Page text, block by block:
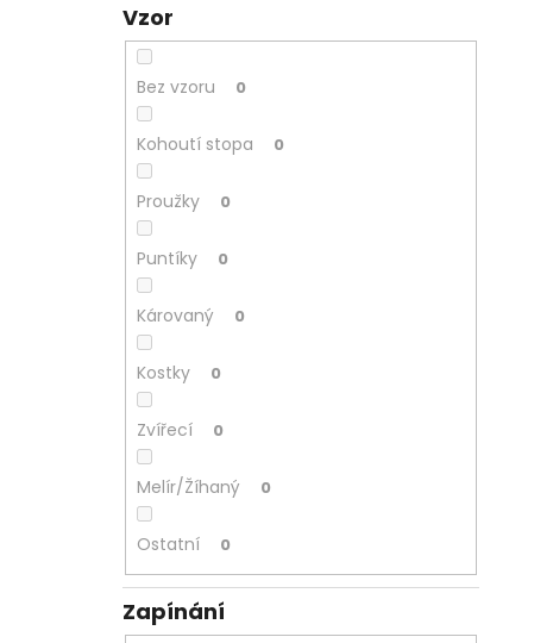
Vzor
Bez vzoru 0
Kohoutí stopa 0
Proužky 0
Puntíky 0
Károvaný 0
Kostky 0
Zvířecí 0
Melír/Žíhaný 0
Ostatní 0
Zapínání